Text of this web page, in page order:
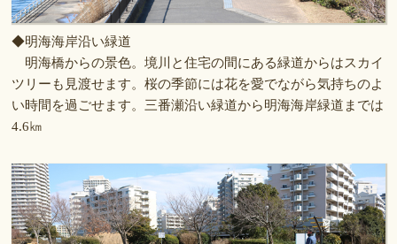
◆明海海岸沿い緑道
明海橋からの景色。境川と住宅の間にある緑道からはスカイ
ツリーも見渡せます。桜の季節には花を愛でながら気持ちのよ
い時間を過ごせます。三番瀬沿い緑道から明海海岸緑道までは
4.6㎞